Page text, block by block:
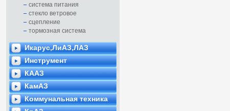
система питания
стекло ветровое
сцепление
тормозная система
Икарус,ЛиАЗ,ЛАЗ
Инструмент
КААЗ
КамАЗ
Коммунальная техника